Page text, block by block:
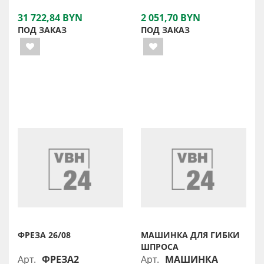
31 722,84 BYN
ПОД ЗАКАЗ
2 051,70 BYN
ПОД ЗАКАЗ
ФРЕЗА 26/08
Арт. ФРЕЗА2
МАШИНКА ДЛЯ ГИБКИ
ШПРОСА
Арт. МАШИНКА